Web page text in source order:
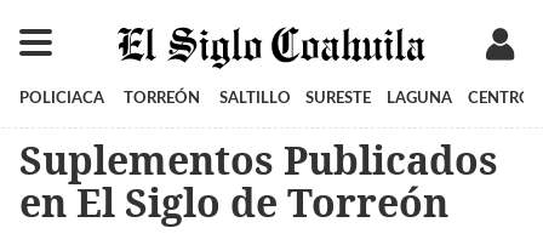
POLICIACA TORREÓN SALTILLO SURESTE LAGUNA CENTRO
Suplementos Publicados
en El Siglo de Torreón